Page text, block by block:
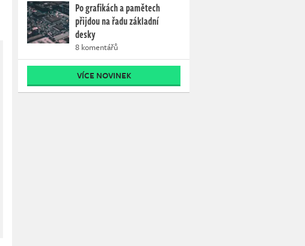
Po grafikách a pamětech
přijdou na řadu základní
desky
8 komentářů
VÍCE NOVINEK